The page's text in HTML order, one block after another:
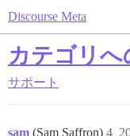
Discourse Meta
カテゴリ
サポート
sam (Sam Saffron) 4